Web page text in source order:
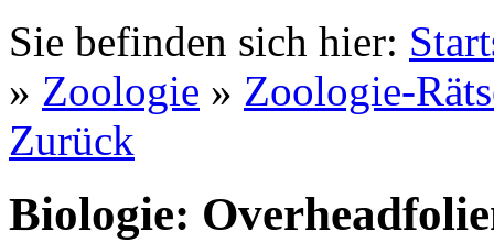
Sie befinden sich hier:
» Zoologie » Zoologie-
Zurück
Biologie: